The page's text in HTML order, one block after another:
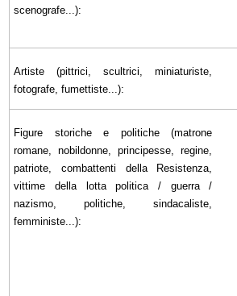
scenografe...):
Artiste (pittrici, scultrici, miniaturiste,
fotografe, fumettiste...):
Figure storiche e politiche (matrone
romane, nobildonne, principesse, regine,
patriote, combattenti della Resistenza,
vittime della lotta politica / guerra /
nazismo, politiche, sindacaliste,
femministe...):